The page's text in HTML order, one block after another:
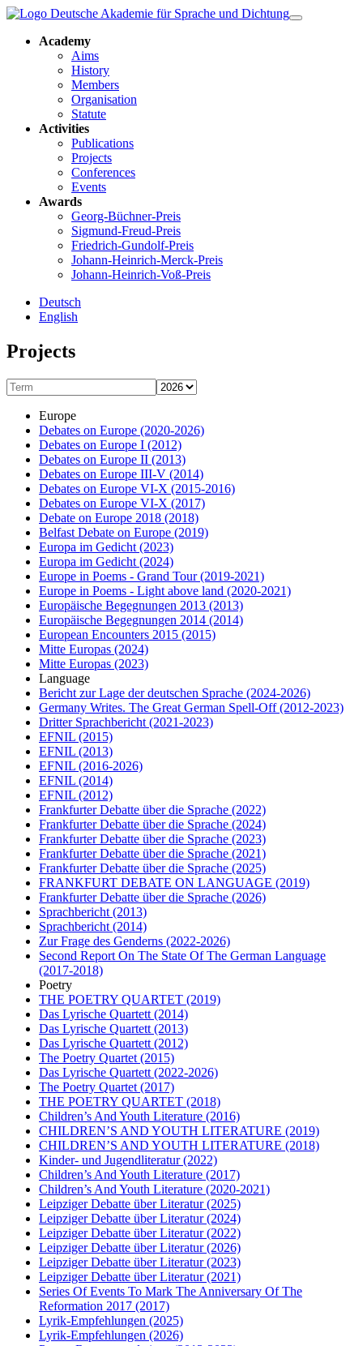
Academy
Aims
History
Members
Organisation
Statute
Activities
Publications
Projects
Conferences
Events
Awards
Georg-Büchner-Preis
Sigmund-Freud-Preis
Friedrich-Gundolf-Preis
Johann-Heinrich-Merck-Preis
Johann-Heinrich-Voß-Preis
Deutsch
English
Projects
Europe
Debates on Europe (2020-2026)
Debates on Europe I (2012)
Debates on Europe II (2013)
Debates on Europe III-V (2014)
Debates on Europe VI-X (2015-2016)
Debates on Europe VI-X (2017)
Debate on Europe 2018 (2018)
Belfast Debate on Europe (2019)
Europa im Gedicht (2023)
Europa im Gedicht (2024)
Europe in Poems - Grand Tour(2019-2021)
Europe in Poems - Light above land (2020-2021)
Europäische Begegnungen 2013 (2013)
Europäische Begegnungen 2014 (2014)
European Encounters 2015 (2015)
Mitte Europas (2024)
Mitte Europas (2023)
Language
Bericht zur Lage der deutschen Sprache (2024-2026)
Germany Writes. The Great German Spell-Off(2012-2023)
Dritter Sprachbericht (2021-2023)
EFNIL (2015)
EFNIL (2013)
EFNIL (2016-2026)
EFNIL (2014)
EFNIL (2012)
Frankfurter Debatte über die Sprache (2022)
Frankfurter Debatte über die Sprache (2024)
Frankfurter Debatte über die Sprache (2023)
Frankfurter Debatte über die Sprache (2021)
Frankfurter Debatte über die Sprache (2025)
FRANKFURT DEBATE ON LANGUAGE (2019)
Frankfurter Debatte über die Sprache (2026)
Sprachbericht (2013)
Sprachbericht (2014)
Zur Frage des Genderns (2022-2026)
Second Report On The State Of The German Language
(2017-2018)
Poetry
THE POETRY QUARTET (2019)
Das Lyrische Quartett (2014)
Das Lyrische Quartett (2013)
Das Lyrische Quartett (2012)
The Poetry Quartet (2015)
Das Lyrische Quartett (2022-2026)
The Poetry Quartet (2017)
THE POETRY QUARTET (2018)
Children’s And Youth Literature (2016)
CHILDREN’S AND YOUTH LITERATURE (2019)
CHILDREN’S AND YOUTH LITERATURE (2018)
Kinder- und Jugendliteratur(2022)
Children’s And Youth Literature (2017)
Children’s And Youth Literature (2020-2021)
Leipziger Debatte über Literatur(2025)
Leipziger Debatte über Literatur(2024)
Leipziger Debatte über Literatur(2022)
Leipziger Debatte über Literatur(2026)
Leipziger Debatte über Literatur(2023)
Leipziger Debatte über Literatur(2021)
Series Of Events To Mark The Anniversary Of The
Reformation 2017 (2017)
Lyrik-Empfehlungen (2025)
Lyrik-Empfehlungen (2026)